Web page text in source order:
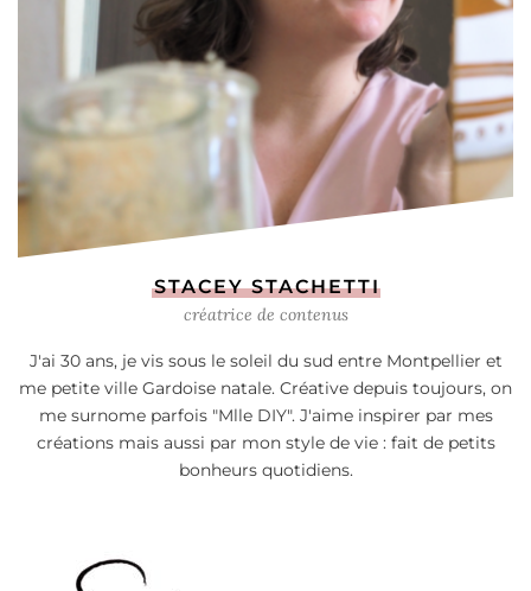
STACEY STACHETTI
créatrice de contenus
J'ai 30 ans, je vis sous le soleil du sud entre Montpellier et
me petite ville Gardoise natale. Créative depuis toujours, on
me surnome parfois "Mlle DIY". J'aime inspirer par mes
créations mais aussi par mon style de vie : fait de petits
bonheurs quotidiens.